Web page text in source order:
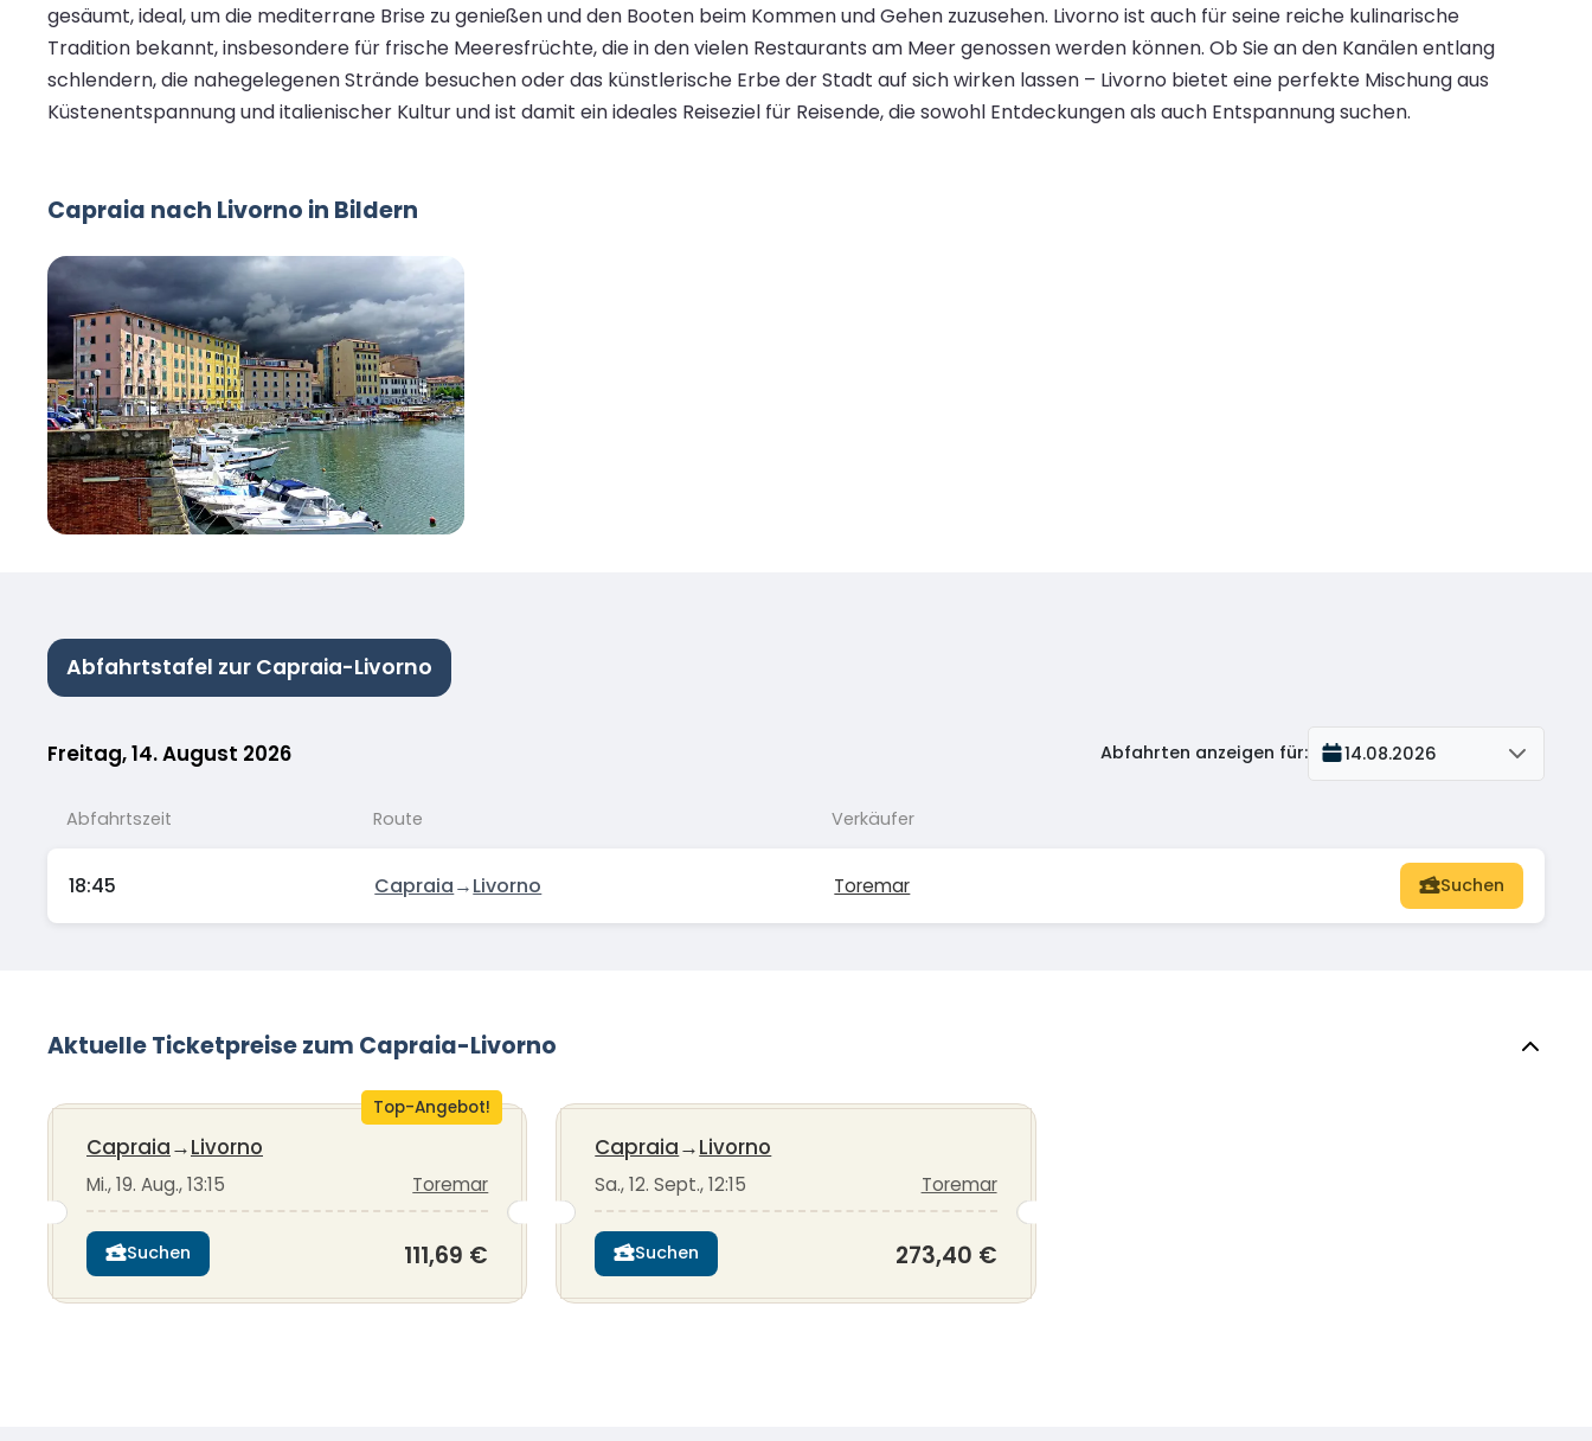
gesäumt, ideal, um die mediterrane Brise zu genießen und den Booten beim Kommen und Gehen zuzusehen. Livorno ist auch für seine reiche kulinarische
Tradition bekannt, insbesondere für frische Meeresfrüchte, die in den vielen Restaurants am Meer genossen werden können. Ob Sie an den Kanälen entlang
schlendern, die nahegelegenen Strände besuchen oder das künstlerische Erbe der Stadt auf sich wirken lassen – Livorno bietet eine perfekte Mischung aus
Küstenentspannung und italienischer Kultur und ist damit ein ideales Reiseziel für Reisende, die sowohl Entdeckungen als auch Entspannung suchen.
Capraia nach Livorno in Bildern
Abfahrtstafel zur Capraia-Livorno
Freitag, 14. August 2026 Abfahrten anzeigen für: 14.08.2026
Abfahrtszeit Route Verkäufer
18:45 Capraia→Livorno Toremar Suchen
Aktuelle Ticketpreise zum Capraia-Livorno
Top-Angebot!
Capraia→Livorno
Mi., 19. Aug., 13:15 Toremar
Suchen 111,69 €
Capraia→Livorno
Sa., 12. Sept., 12:15 Toremar
Suchen 273,40 €